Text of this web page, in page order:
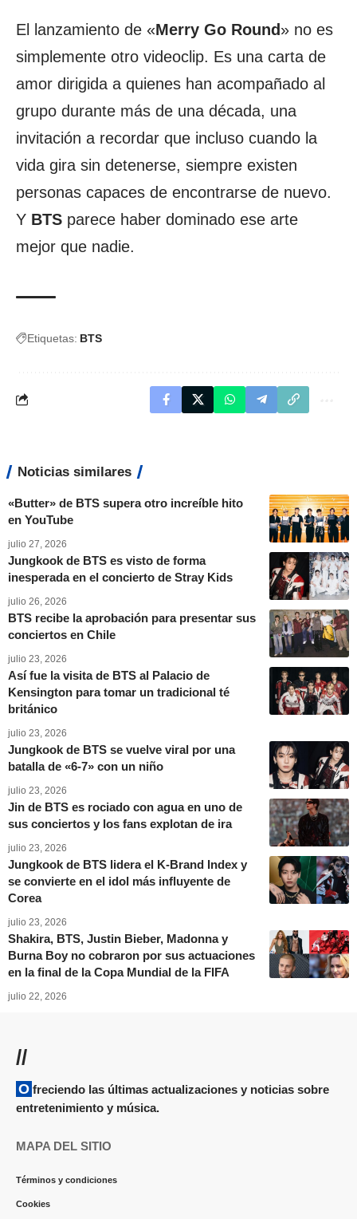
El lanzamiento de «Merry Go Round» no es
simplemente otro videoclip. Es una carta de
amor dirigida a quienes han acompañado al
grupo durante más de una década, una
invitación a recordar que incluso cuando la
vida gira sin detenerse, siempre existen
personas capaces de encontrarse de nuevo.
Y BTS parece haber dominado ese arte
mejor que nadie.
Etiquetas: BTS
Noticias similares
«Butter» de BTS supera otro increíble hito
en YouTube
julio 27, 2026
Jungkook de BTS es visto de forma
inesperada en el concierto de Stray Kids
julio 26, 2026
BTS recibe la aprobación para presentar sus
conciertos en Chile
julio 23, 2026
Así fue la visita de BTS al Palacio de
Kensington para tomar un tradicional té
británico
julio 23, 2026
Jungkook de BTS se vuelve viral por una
batalla de «6-7» con un niño
julio 23, 2026
Jin de BTS es rociado con agua en uno de
sus conciertos y los fans explotan de ira
julio 23, 2026
Jungkook de BTS lidera el K-Brand Index y
se convierte en el idol más influyente de
Corea
julio 23, 2026
Shakira, BTS, Justin Bieber, Madonna y
Burna Boy no cobraron por sus actuaciones
en la final de la Copa Mundial de la FIFA
julio 22, 2026
//
Ofreciendo las últimas actualizaciones y noticias sobre
entretenimiento y música.
MAPA DEL SITIO
Términos y condiciones
Cookies